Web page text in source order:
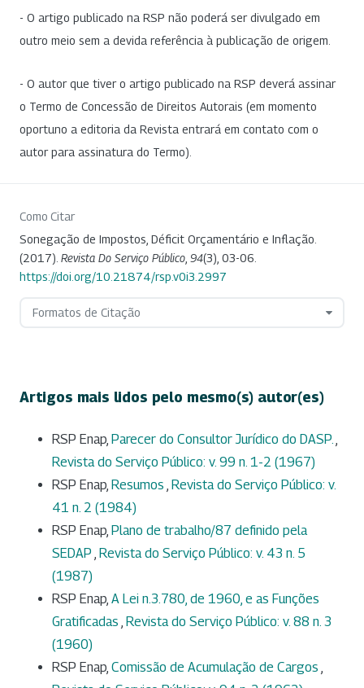
- O artigo publicado na RSP não poderá ser divulgado em
outro meio sem a devida referência à publicação de origem.
- O autor que tiver o artigo publicado na RSP deverá assinar
o Termo de Concessão de Direitos Autorais (em momento
oportuno a editoria da Revista entrará em contato com o
autor para assinatura do Termo).
Como Citar
Sonegação de Impostos, Déficit Orçamentário e Inflação.
(2017). Revista Do Serviço Público 94(3), 03-06.
https://doi.org/10.21874/rsp.v0i3.2997
Formatos de Citação
Artigos mais lidos pelo mesmo(s) autor(es)
RSP Enap, Parecer do Consultor Jurídico do DASP.
Revista do Serviço Público: v. 99 n. 1-2 (1967)
RSP Enap, Resumos Revista do Serviço Público: v.
41 n. 2 (1984)
RSP Enap, Plano de trabalho/87 definido pela
SEDAP Revista do Serviço Público: v. 43 n. 5
(1987)
RSP Enap, A Lei n.3.780, de 1960, e as Funções
Gratificadas Revista do Serviço Público: v. 88 n. 3
(1960)
RSP Enap, Comissão de Acumulação de Cargos